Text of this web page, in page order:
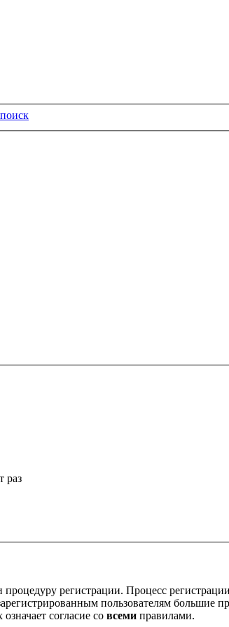
раз
регистрации. Процесс
пользователям
согласие со всеми правилами.